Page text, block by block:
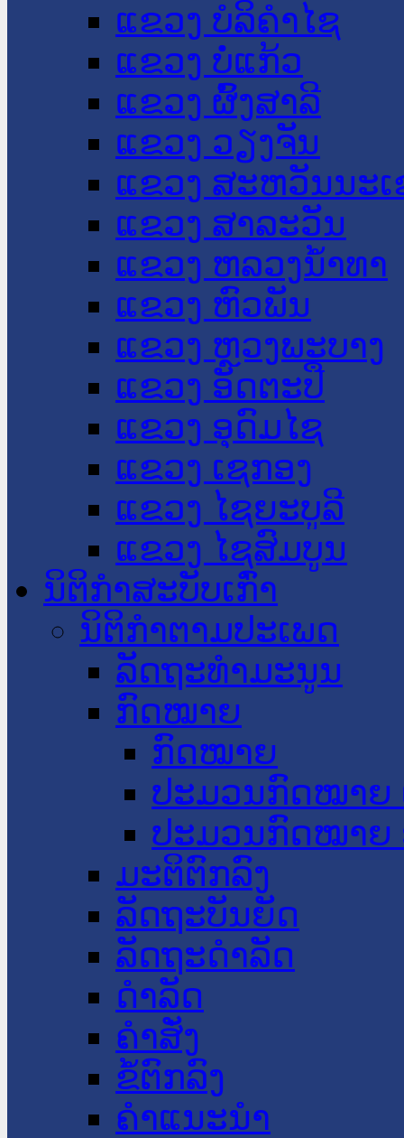
ແຂວງ ບໍລິຄໍາໄຊ
ແຂວງ ບໍ່ແກ້ວ
ແຂວງ ຜົ້ງສາລີ
ແຂວງ ວຽງຈັນ
ແຂວງ ສະຫວັນນະ
ແຂວງ ສາລະວັນ
ແຂວງ ຫລວງນໍ້າທາ
ແຂວງ ຫົວພັນ
ແຂວງ ຫຼວງພະບາງ
ແຂວງ ອັດຕະປື
ແຂວງ ອຸດົມໄຊ
ແຂວງ ເຊກອງ
ແຂວງ ໄຊຍະບູລີ
ແຂວງ ໄຊສົມບູນ
ນິຕິກໍາສະບັບເກົ່າ
ນິຕິກຳຕາມປະເພດ
ລັດຖະທໍາມະນູນ
ກົດໝາຍ
ກົດໝາຍ
ປະມວນກົດໝາຍ
ປະມວນກົດໝາຍ
ມະຕິຕົກລົງ
ລັດຖະບັນຍັດ
ລັດຖະດໍາລັດ
ດໍາລັດ
ຄໍາສັ່ງ
ຂໍ້ຕົກລົງ
ຄໍາແນະນໍາ